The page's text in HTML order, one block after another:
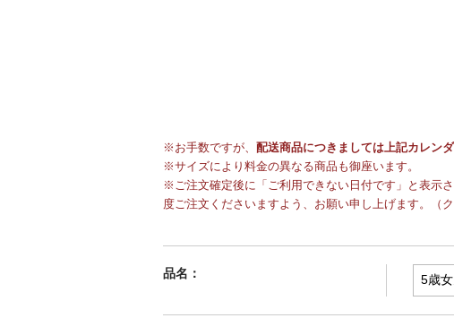
※お手数ですが、 配送商品につきましては上記カレン
※サイズにより料金の異なる商品も御座います。
※ご注文確定後に「ご利用できない日付です」と表示
度ご注文くださいますよう、お願い申し上げます。（
品名：